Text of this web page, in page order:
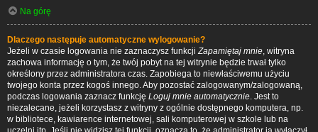
Na górę
Dlaczego następuje automatyczne wylogowanie?
Jeżeli w czasie logowania nie zaznaczysz funkcjiZapamiętaj mnie, witryna
zachowa informację o tym, że twój pobyt na tej witrynie będzie trwał tylko
określony przez administratora czas. Zapobiega to niewłaściwemu użyciu
twojego konta przez kogoś innego. Aby pozostać zalogowanym/zalogowaną,
podczas logowania zaznacz funkcję Loguj mnie automatycznie. Jest to
niezalecane, jeżeli korzystasz z witryny z ogólnie dostępnego komputera, np.
w bibliotece, kawiarence internetowej, sali komputerowej w szkole lub na